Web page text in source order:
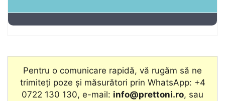
Pentru o comunicare rapidă, vă rugăm să ne
trimiteți poze și măsurători prin WhatsApp: +4
0722 130 130, e-mail: info@prettoni.ro, sau